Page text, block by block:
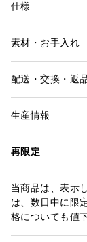
仕様
素材・お手入れ
配送・交換・返
生産情報
再限定
当商品は、表示
は、数日中に限
格についても値